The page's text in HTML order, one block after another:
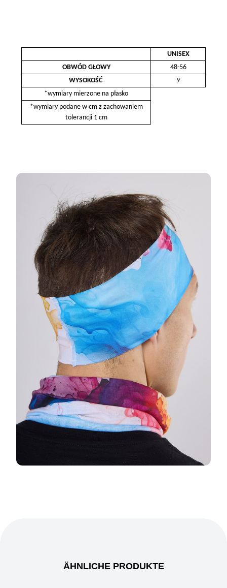
UNISEX
OBWÓD GŁOWY
48-56
WYSOKOŚĆ
9
*wymiary mierzone na płasko
*wymiary podane w cm z zachowaniem
tolerancji 1 cm
ÄHNLICHE PRODUKTE